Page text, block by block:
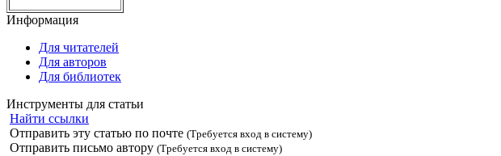
Информация
Для читателей
Для авторов
Для библиотек
Инструменты для статьи
Найти ссылки
Отправить эту статью по почте (Требуется вход в систему)
Отправить письмо автору (Требуется вход в систему)